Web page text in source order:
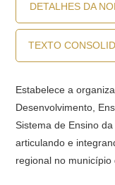
DETALHES DA
TEXTO
Estabelece a
Desenvolvimento,
Sistema de Ensino
articulando e
regional no município